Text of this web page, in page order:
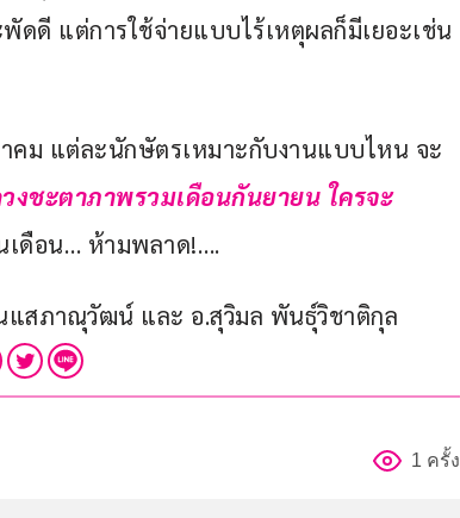
ดดี แต่การใช้จ่ายแบบไร้เหตุผลก็มีเยอะเช่น
คม แต่ละนักษัตรเหมาะกับงานแบบไหน จะ
วงชะตาภาพรวมเดือนกันยายน ใครจะ
ดือน… ห้ามพลาด!….
สภาณุวัฒน์ และ อ.สุวิมล พันธุ์วิชาติกุล
1 ครั้ง